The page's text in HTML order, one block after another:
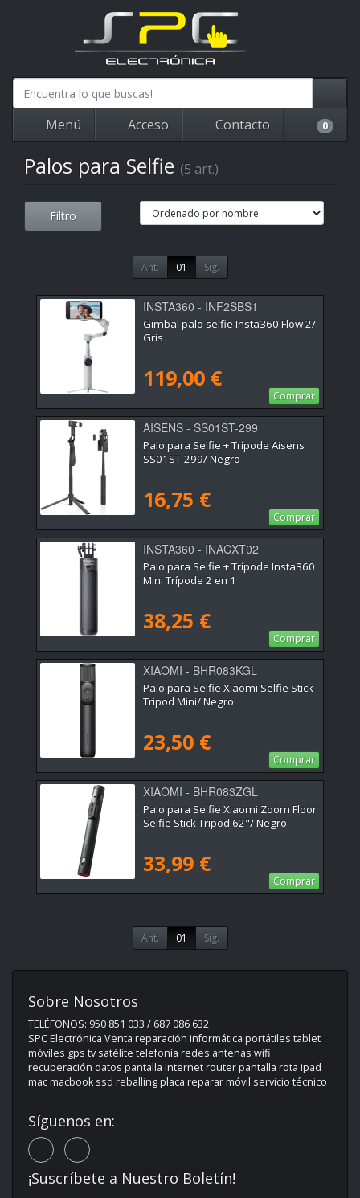
Menú Acceso Contacto 0
Palos para Selfie (5 art.)
Filtro
Ant. 01 Sig.
INSTA360 - INF2SBS1
Gimbal palo selfie Insta360 Flow 2/
Gris
119,00 €
Comprar
AISENS - SS01ST-299
Palo para Selfie + Trípode Aisens
SS01ST-299/ Negro
16,75 €
Comprar
INSTA360 - INACXT02
Palo para Selfie + Trípode Insta360
Mini Trípode 2 en 1
38,25 €
Comprar
XIAOMI - BHR083KGL
Palo para Selfie Xiaomi Selfie Stick
Tripod Mini/ Negro
23,50 €
Comprar
XIAOMI - BHR083ZGL
Palo para Selfie Xiaomi Zoom Floor
Selfie Stick Tripod 62"/ Negro
33,99 €
Comprar
Ant. 01 Sig.
Sobre Nosotros
TELÉFONOS: 950 851 033 / 687 086 632
SPC Electrónica Venta reparación informática portátiles tablet
móviles gps tv satélite telefonía redes antenas wifi
recuperación datos pantalla Internet router pantalla rota ipad
mac macbook ssd reballing placa reparar móvil servicio técnico
Síguenos en:
¡Suscríbete a Nuestro Boletín!